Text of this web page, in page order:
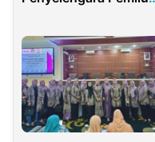
Futsal